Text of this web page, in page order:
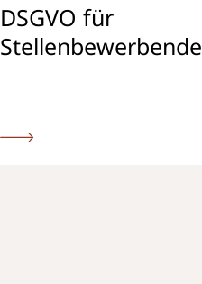
DSGVO für
Stellenbewerbende